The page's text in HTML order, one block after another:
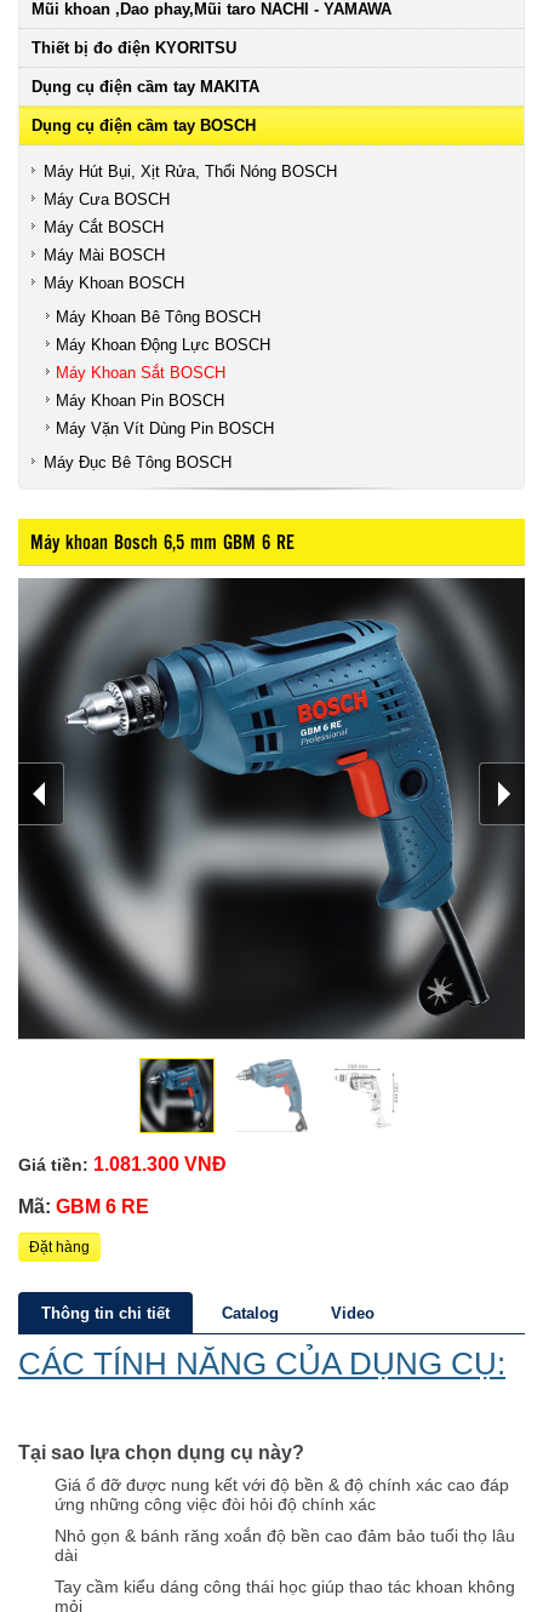
Mũi khoan ,Dao phay,Mũi taro NACHI - YAMAWA
Thiết bị đo điện KYORITSU
Dụng cụ điện cầm tay MAKITA
Dụng cụ điện cầm tay BOSCH
Máy Hút Bụi, Xịt Rửa, Thổi Nóng BOSCH
Máy Cưa BOSCH
Máy Cắt BOSCH
Máy Mài BOSCH
Máy Khoan BOSCH
Máy Khoan Bê Tông BOSCH
Máy Khoan Động Lực BOSCH
Máy Khoan Sắt BOSCH
Máy Khoan Pin BOSCH
Máy Vặn Vít Dùng Pin BOSCH
Máy Đục Bê Tông BOSCH
Máy khoan Bosch 6,5 mm GBM 6 RE
Giá tiền: 1.081.300 VNĐ
Mã: GBM 6 RE
Đặt hàng
Thông tin chi tiết Catalog Video
CÁC TÍNH NĂNG CỦA DỤNG CỤ:
Tại sao lựa chọn dụng cụ này?
Giá ổ đỡ được nung kết với độ bền & độ chính xác cao đáp
ứng những công việc đòi hỏi độ chính xác
Nhỏ gọn & bánh răng xoắn độ bền cao đảm bảo tuổi thọ lâu
dài
Tay cầm kiểu dáng công thái học giúp thao tác khoan không
mỏi